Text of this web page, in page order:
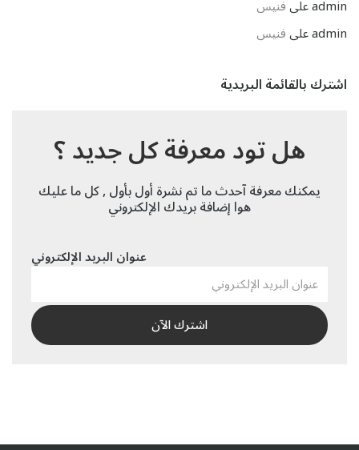
adminعلىفنيس
adminعلىفنيس
اشترك بالقائمة البريدية
هل تود معرفة كل جديد ؟
يمكنك معرفة آحدث ما تم نشرة أول بأول , كل ما عليك
هوا إضافة بريدك الإلكتروني
عنوان البريد الإلكتروني